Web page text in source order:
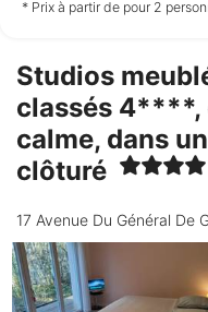
non
* Prix à partir de pour 2
Studios
classés 4****,
calme, dans
clôturé
17 Avenue Du Général De